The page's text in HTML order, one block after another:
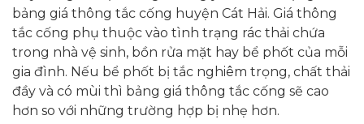
bảng giá thông tắc cống huyện Cát Hải. Giá thông
tắc cống phụ thuộc vào tình trạng rác thải chứa
trong nhà vệ sinh, bồn rửa mặt hay bể phốt của mỗi
gia đình. Nếu bể phốt bị tắc nghiêm trọng, chất thải
đầy và có mùi thì bảng giá thông tắc cống sẽ cao
hơn so với những trường hợp bị nhẹ hơn.